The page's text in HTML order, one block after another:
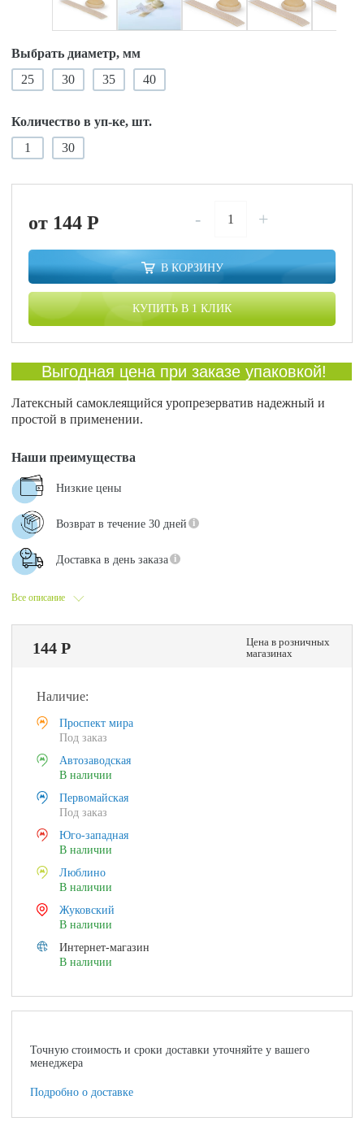
Выбрать диаметр, мм
25
35 40
30
Количество в уп-ке, шт.
1
30
от 144P - +
В КОРЗИНУ
КУПИТЬ В 1 КЛИК
Выгодная цена при заказе упаковкой!
Латексный самоклеящийся уропрезерватив надежный и
простой в применении.
Все описание
Наши преимущества
Низкие цены
Возврат в течение 30 дней
Доставка в день заказа
144 Р
Цена в розничных
магазинах
Наличие:
Проспект мира
Под заказ
Автозаводская
В наличии
Первомайская
Под заказ
Юго-западная
В наличии
Люблино
В наличии
Жуковский
В наличии
Интернет-магазин
В наличии
Точную стоимость и сроки доставки уточняйте у вашего
менеджера
Подробно о доставке